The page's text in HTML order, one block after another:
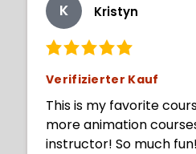
K Kristyn
Verifizierter Kauf
This is my favorite
more animation
instructor! So much fun!